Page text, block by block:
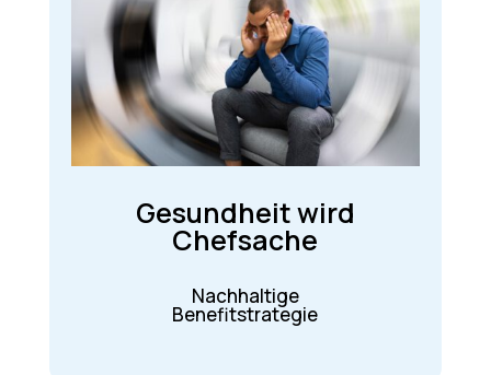
Gesundheit wird
Chefsache
Nachhaltige
Benefitstrategie